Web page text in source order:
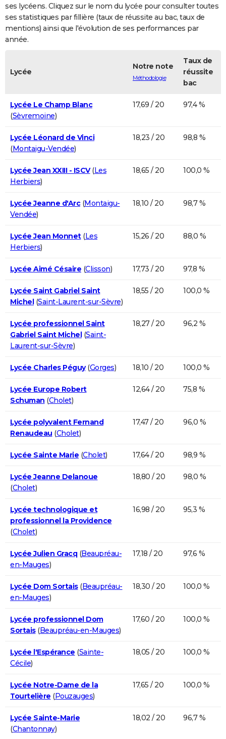
FORUM
Bricolage
Lifestyle
Culture
Sport
Auto
Television
Voyage
Cinema
ses lycéens. Cliquez sur le nom du lycée pour consulter toutes
ses statistiques par fillière (taux de réussite au bac, taux de
mentions) ainsi que l'évolution de ses performances par
année.
Lycée
Notre note
Méthodologie
Taux de
réussite
bac
Lycée Le Champ Blanc
(Sèvremoine)
17,69 / 20 97,4 %
Lycée Léonard de Vinci
(Montaigu-Vendée)
18,23 / 20 98,8 %
Lycée Jean XXIII - ISCV(Les
Herbiers)
18,65 / 20 100,0 %
Lycée Jeanne d'Arc(Montaigu-
Vendée)
18,10 / 20 98,7 %
Lycée Jean Monnet(Les
Herbiers)
15,26 / 20 88,0 %
Lycée Aimé Césaire (Clisson) 17,73 / 20 97,8 %
Lycée Saint Gabriel Saint
Michel(Saint-Laurent-sur-Sèvre)
18,55 / 20 100,0 %
Lycée professionnel Saint
Gabriel Saint Michel(Saint-
Laurent-sur-Sèvre)
18,27 / 20 96,2 %
Lycée Charles Péguy(Gorges) 18,10 / 20 100,0 %
Lycée Europe Robert
Schuman (Cholet)
12,64 / 20 75,8 %
Lycée polyvalent Fernand
Renaudeau (Cholet)
17,47 / 20 96,0 %
Lycée Sainte Marie (Cholet) 17,64 / 20 98,9 %
Lycée Jeanne Delanoue
(Cholet)
18,80 / 20 98,0 %
Lycée technologique et
professionnel la Providence
(Cholet)
16,98 / 20 95,3 %
Lycée Julien Gracq(Beaupréau-
en-Mauges)
17,18 / 20 97,6 %
Lycée Dom Sortais(Beaupréau-
en-Mauges)
18,30 / 20 100,0 %
Lycée professionnel Dom
Sortais(Beaupréau-en-Mauges)
17,60 / 20 100,0 %
Lycée l'Espérance (Sainte-
Cécile)
18,05 / 20 100,0 %
Lycée Notre-Dame de la
Tourtelière (Pouzauges)
17,65 / 20 100,0 %
Lycée Sainte-Marie
(Chantonnay)
18,02 / 20 96,7 %